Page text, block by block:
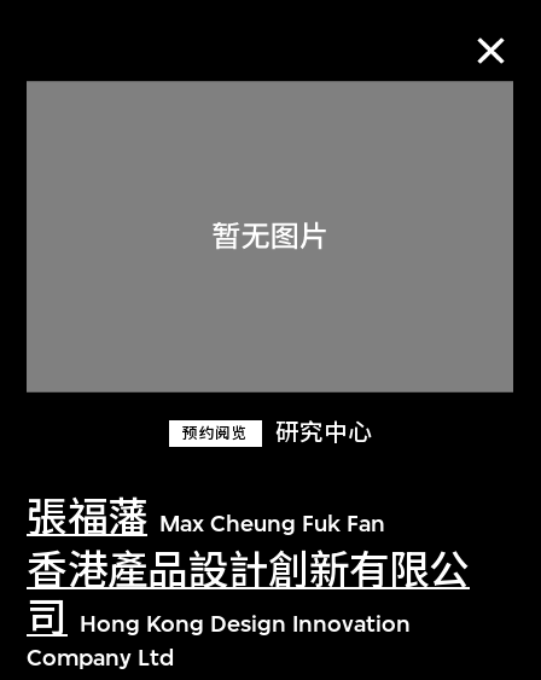
预约阅览 研究中心
張福藩 Max Cheung Fuk Fan
香港產品設計創新有限公
司
Hong Kong Design Innovation
Company Ltd
关于M+藏品
探索世界顶级的二十及二十一世纪视觉
文化藏品。